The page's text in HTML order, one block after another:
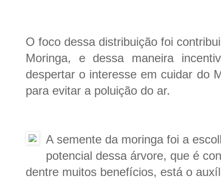
O foco dessa distribuição foi
Moringa, e dessa maneira
despertar o interesse em cuidar do
para evitar a poluição do ar.
A semente da moringa foi a
potencial dessa árvore, que é
dentre muitos benefícios, está o